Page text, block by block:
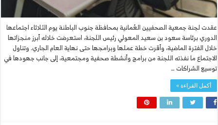
عقدت لجنة جمعية الصحفيين العُمانية بمحافظة جنوب الباطنة يوم الثلاثاء اجتماعها
الدوري برئاسة سعود بن سعيد المعولي رئيس اللجنة، استعرضت خلاله أبرز منجزاتها
خلال الفترة الماضية، وأقرت خطة عملها وبرامجها حتى نهاية العام الجاري. وتناول
الاجتماع ما نفذته اللجنة من برامج وأنشطة صحفية ومجتمعية، إلى جانب جهودها في
توسيع الشراكات …
أكمل القراءة »